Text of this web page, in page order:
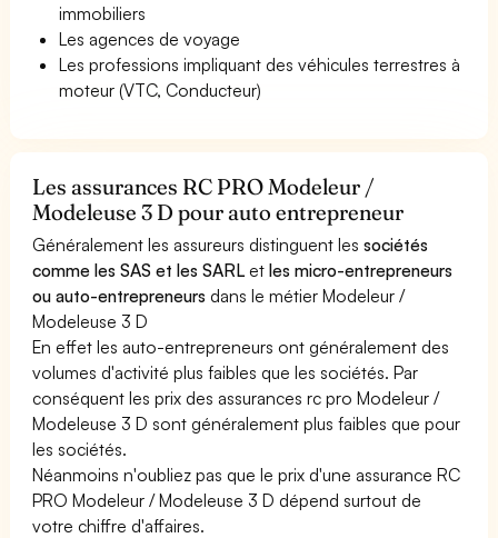
immobiliers
Les agences de voyage
Les professions impliquant des véhicules terrestres à
moteur (VTC, Conducteur)
Les assurances RC PRO Modeleur /
Modeleuse 3 D pour auto entrepreneur
Généralement les assureurs distinguent lessociétés
comme les SAS et les SARL etles micro-entrepreneurs
ou auto-entrepreneurs dans le métier Modeleur /
Modeleuse 3 D
En effet les auto-entrepreneurs ont généralement des
volumes d'activité plus faibles que les sociétés. Par
conséquent les prix des assurances rc pro Modeleur /
Modeleuse 3 D sont généralement plus faibles que pour
les sociétés.
Néanmoins n'oubliez pas que le prix d'une assurance RC
PRO Modeleur / Modeleuse 3 D dépend surtout de
votre chiffre d'affaires.